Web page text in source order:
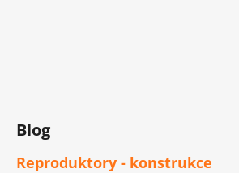
Blog
Reproduktory - konstrukce